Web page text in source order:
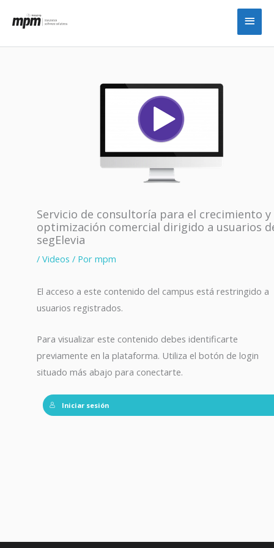
Servicio de consultoría para el crecimiento y
optimización comercial dirigido a usuarios
segElevia
/ Videos / Por mpm
El acceso a este contenido del campus está restringido a
usuarios registrados.
Para visualizar este contenido debes identificarte
previamente en la plataforma. Utiliza el botón de login
situado más abajo para conectarte.
Iniciar sesión